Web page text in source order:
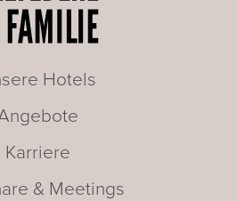
Hotels
Karriere
& Meetings